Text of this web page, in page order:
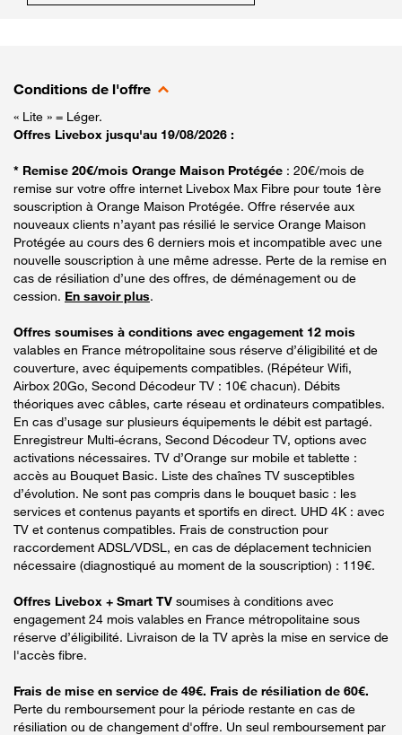
Conditions de l'offre
« Lite » = Léger.
Offres Livebox jusqu'au 19/08/2026 :
* Remise 20€/mois Orange Maison Protégée : 20€/mois de
remise sur votre offre internet Livebox Max Fibre pour toute 1ère
souscription à Orange Maison Protégée. Offre réservée aux
nouveaux clients n’ayant pas résilié le service Orange Maison
Protégée au cours des 6 derniers mois et incompatible avec une
nouvelle souscription à une même adresse. Perte de la remise en
cas de résiliation d’une des offres, de déménagement ou de
cession. En savoir plus.
Offres soumises à conditions avec engagement 12 mois
valables en France métropolitaine sous réserve d’éligibilité et de
couverture, avec équipements compatibles. (Répéteur Wifi,
Airbox 20Go, Second Décodeur TV : 10€ chacun). Débits
théoriques avec câbles, carte réseau et ordinateurs compatibles.
En cas d’usage sur plusieurs équipements le débit est partagé.
Enregistreur Multi-écrans, Second Décodeur TV, options avec
activations nécessaires. TV d’Orange sur mobile et tablette :
accès au Bouquet Basic. Liste des chaînes TV susceptibles
d’évolution. Ne sont pas compris dans le bouquet basic : les
services et contenus payants et sportifs en direct. UHD 4K : avec
TV et contenus compatibles. Frais de construction pour
raccordement ADSL/VDSL, en cas de déplacement technicien
nécessaire (diagnostiqué au moment de la souscription) : 119€.
Offres Livebox + Smart TV soumises à conditions avec
engagement 24 mois valables en France métropolitaine sous
réserve d’éligibilité. Livraison de la TV après la mise en service de
l'accès fibre.
Frais de mise en service de 49€. Frais de résiliation de 60€.
Perte du remboursement pour la période restante en cas de
résiliation ou de changement d'offre. Un seul remboursement par